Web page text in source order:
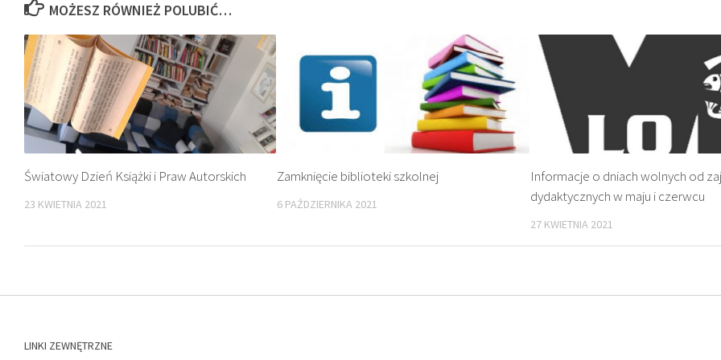
MOŻESZ RÓWNIEŻ POLUBIĆ…
Światowy Dzień Książki i Praw Autorskich
23 KWIETNIA 2021
Zamknięcie biblioteki szkolnej
6 PAŹDZIERNIKA 2021
Informacje o dniach wolnych od
dydaktycznych w maju i czerwcu
27 KWIETNIA 2021
LINKI ZEWNĘTRZNE